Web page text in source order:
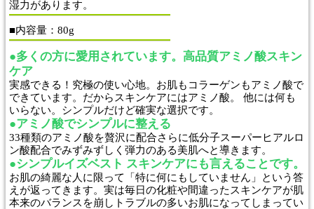
湿力があります。
■内容量：80g
●多くの方に愛用されています。高品質アミノ酸スキン
ケア
実感できる！究極の使い心地。お肌もコラーゲンもアミノ酸で
できています。だからスキンケアにはアミノ酸。 他には何も
いらない。シンプルだけど確実な選択です。
●アミノ酸でシンプルに整える
33種類のアミノ酸を贅沢に配合さらに低分子スーパーヒアルロ
ン酸配合でみずみずしく弾力のある美肌へと導きます。
●シンプルイズベスト スキンケアにも言えることです。
お肌の綺麗な人に限って「特に何にもしていません」という答
えが返ってきます。実は毎日の化粧や間違ったスキンケアが肌
本来のバランスを崩しトラブルの多いお肌になってしまってい